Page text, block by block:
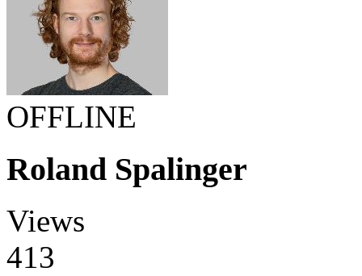
OFFLINE
Roland Spalinger
Views
413